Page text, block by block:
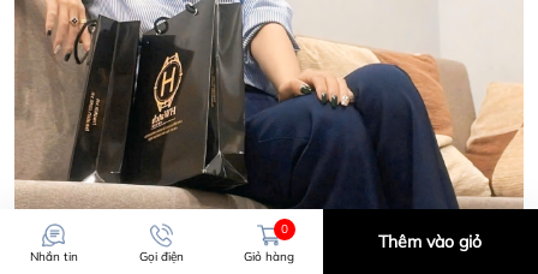
Nhắn tin Gọi điện
0
Giỏ hàng
Thêm vào giỏ